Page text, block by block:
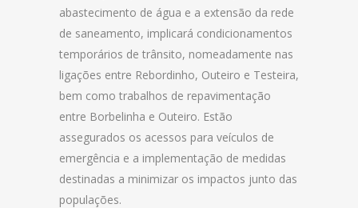
abastecimento de água e a extensão da rede
de saneamento, implicará condicionamentos
temporários de trânsito, nomeadamente nas
ligações entre Rebordinho, Outeiro e Testeira,
bem como trabalhos de repavimentação
entre Borbelinha e Outeiro. Estão
assegurados os acessos para veículos de
emergência e a implementação de medidas
destinadas a minimizar os impactos junto das
populações.